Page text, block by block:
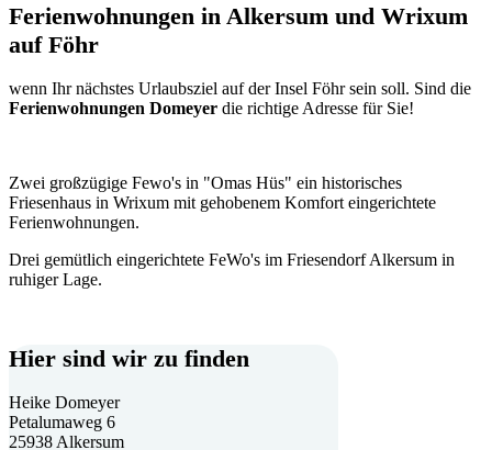
Ferienwohnungen in Alkersum und Wrixum
auf Föhr
wenn Ihr nächstes Urlaubsziel auf der Insel Föhr sein soll. Sind die
Ferienwohnungen Domeyer die richtige Adresse für Sie!
Zwei großzügige Fewo's in "Omas Hüs" ein historisches
Friesenhaus in Wrixum mit gehobenem Komfort eingerichtete
Ferienwohnungen.
Drei gemütlich eingerichtete FeWo's im Friesendorf Alkersum in
ruhiger Lage.
Hier sind wir zu finden
Heike Domeyer
Petalumaweg 6
25938 Alkersum